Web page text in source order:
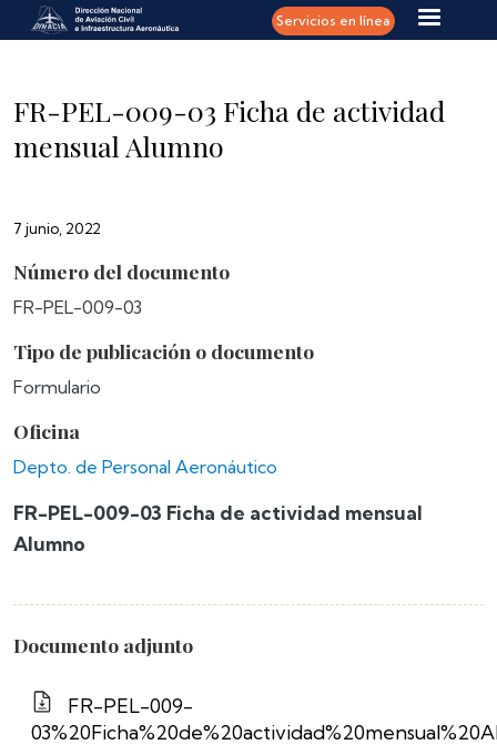
Pasar al contenido principal Servicios en línea
FR-PEL-009-03 Ficha de actividad
mensual Alumno
7 junio, 2022
Número del documento
FR-PEL-009-03
Tipo de publicación o documento
Formulario
Oficina
Depto. de Personal Aeronáutico
FR-PEL-009-03 Ficha de actividad mensual
Alumno
Documento adjunto
FR-PEL-009-